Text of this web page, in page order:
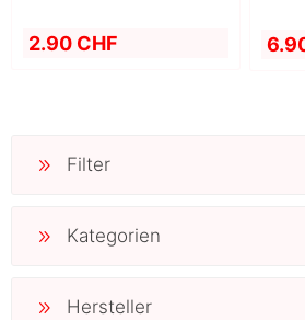
2.90 CHF
Filter
Kategorien
Hersteller